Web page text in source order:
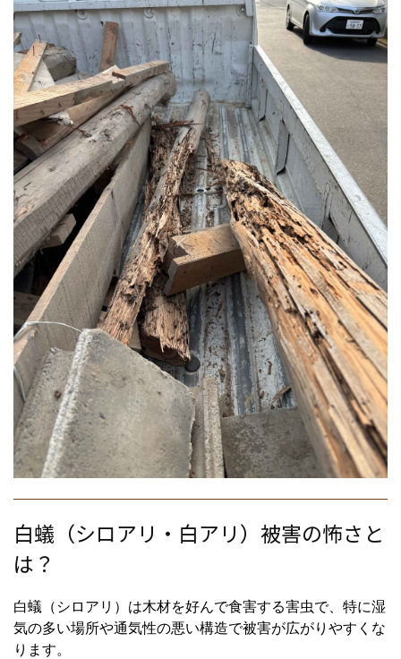
白蟻（シロアリ・白アリ）被害の怖さと
は？
白蟻（シロアリ）は木材を好んで食害する害虫で、特に湿
気の多い場所や通気性の悪い構造で被害が広がりやすくな
ります。